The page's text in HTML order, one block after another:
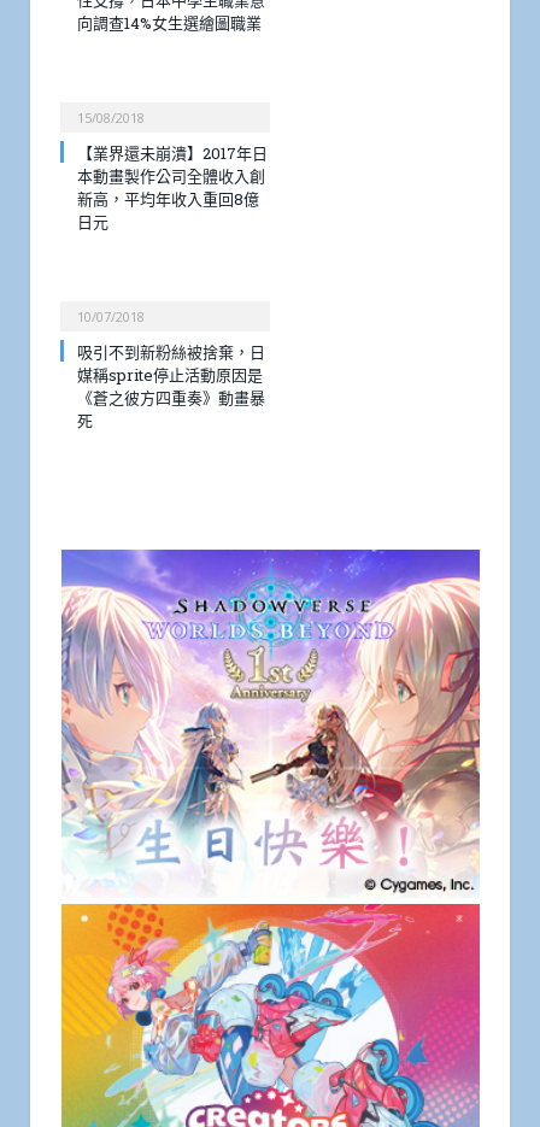
向調查14%女生選繪圖職業
15/08/2018
【業界還未崩潰】2017年日
本動畫製作公司全體收入創
新高，平均年收入重回8億
日元
10/07/2018
吸引不到新粉絲被捨棄，日
媒稱sprite停止活動原因是
《蒼之彼方四重奏》動畫暴
死